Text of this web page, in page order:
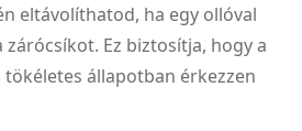
eltávolíthatod, ha egy ollóval
Ez biztosítja, hogy a
állapotban érkezzen